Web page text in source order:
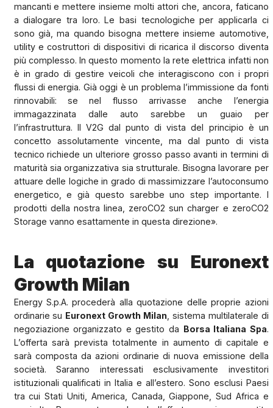
mancanti e mettere insieme molti attori che, ancora, faticano
a dialogare tra loro. Le basi tecnologiche per applicarla ci
sono già, ma quando bisogna mettere insieme automotive,
utility e costruttori di dispositivi di ricarica il discorso diventa
più complesso. In questo momento la rete elettrica infatti non
è in grado di gestire veicoli che interagiscono con i propri
flussi di energia. Già oggi è un problema l’immissione da fonti
rinnovabili: se nel flusso arrivasse anche l’energia
immagazzinata dalle auto sarebbe un guaio per
l’infrastruttura. Il V2G dal punto di vista del principio è un
concetto assolutamente vincente, ma dal punto di vista
tecnico richiede un ulteriore grosso passo avanti in termini di
maturità sia organizzativa sia strutturale. Bisogna lavorare per
attuare delle logiche in grado di massimizzare l’autoconsumo
energetico, e già questo sarebbe uno step importante. I
prodotti della nostra linea, zeroCO2 sun charger e zeroCO2
Storage vanno esattamente in questa direzione».
La quotazione su Euronext
Growth Milan
Energy S.p.A. procederà alla quotazione delle proprie azioni
ordinarie su Euronext Growth Milan , sistema multilaterale di
negoziazione organizzato e gestito da Borsa Italiana Spa.
L’offerta sarà prevista totalmente in aumento di capitale e
sarà composta da azioni ordinarie di nuova emissione della
società. Saranno interessati esclusivamente investitori
istituzionali qualificati in Italia e all’estero. Sono esclusi Paesi
tra cui Stati Uniti, America, Canada, Giappone, Sud Africa e